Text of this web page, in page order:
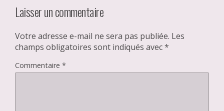
Laisser un commentaire
Votre adresse e-mail ne sera pas publiée. Les
champs obligatoires sont indiqués avec*
Commentaire *